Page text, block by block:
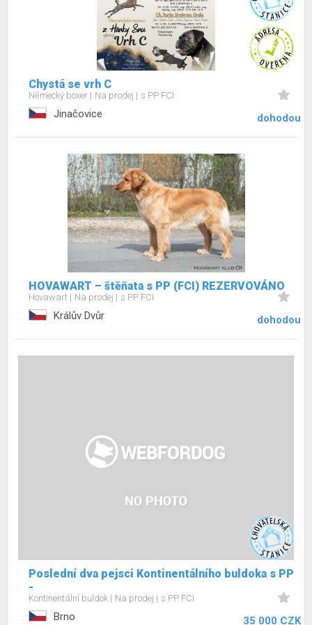
Chystá se vrh C
Německý boxer Na prodej s PP FCI
Jinačovice dohodou
HOVAWART – štěňata s PP (FCI) REZERVOVÁNO
Hovawart Na prodej s PP FCI
Králův Dvůr dohodou
Poslední dva pejsci Kontinentálního buldoka s PP
-
Kontinentální buldok Na prodej s PP FCI
Brno 35 000 CZK